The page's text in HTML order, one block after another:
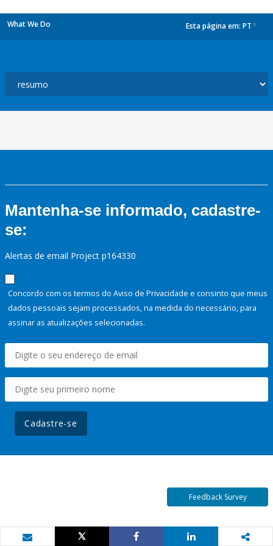
What We Do Esta página em: PT
Mantenha-se informado, cadastre-
se:
Alertas de email Project p164330
Concordo com os termos do Aviso de Privacidade e consinto que meus
dados pessoais sejam processados, na medida do necessário, para
assinar as atualizações selecionadas.
Cadastre-se
Feedback Survey